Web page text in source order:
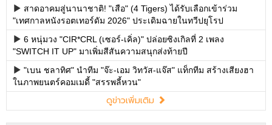
สาดอาคมสู่นานาชาติ! "เสือ" (4 Tigers) ได้รับเลือกเข้าร่วม
"เทศกาลหนังรอตเทอร์ดัม 2026" ประเดิมฉายในทวีปยุโรป
6 หนุ่มวง "CIR*CRL (เซอร์-เคิ่ล)" ปล่อยซิงเกิลที่ 2 เพลง
"SWITCH IT UP" มาเพิ่มสีสันความสนุกส่งท้ายปี
"เบน ชลาทิศ" นำทีม "จ๊ะ-เอม วิทวัส-แจ๊ส" แท็กทีม สร้างเสียงฮา
ในภาพยนตร์คอมเมดี้ "สรรพลี้หวน"
ดูข่าวเพิ่มเติม